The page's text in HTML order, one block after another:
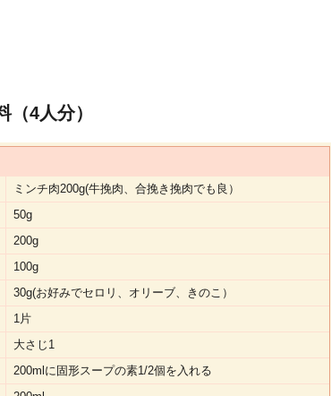
4人分）
ミンチ肉200g(牛挽肉、合挽き挽肉でも良）
50g
200g
100g
30g(お好みでセロリ、オリーブ、きのこ）
1片
大さじ1
200mlに固形スープの素1/2個を入れる